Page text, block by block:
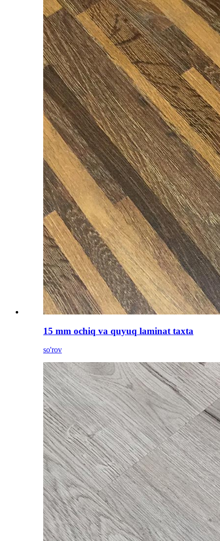
15 mm ochiq va quyuq laminat taxta
so'rov